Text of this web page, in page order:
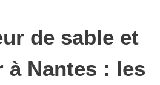
de sable et
à Nantes : les